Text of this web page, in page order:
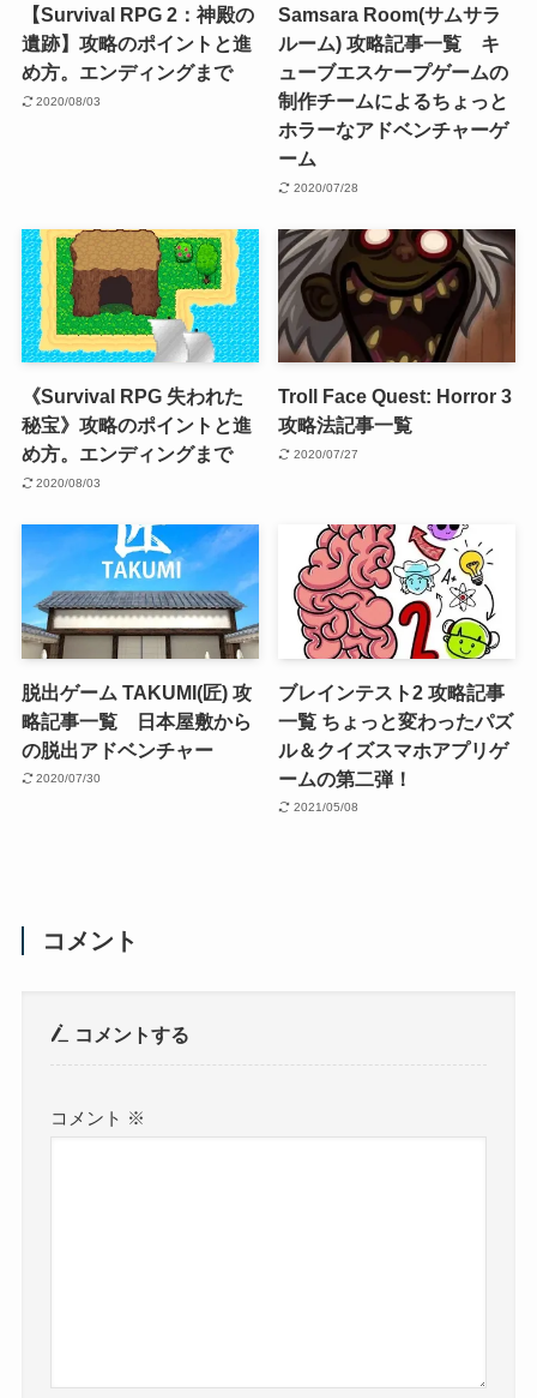
【Survival RPG 2：神殿の
遺跡】攻略のポイントと進
め方。エンディングまで
2020/08/03
Samsara Room(サムサラ
ルーム) 攻略記事一覧 キ
ューブエスケープゲームの
制作チームによるちょっと
ホラーなアドベンチャーゲ
ーム
2020/07/28
《Survival RPG 失われた
秘宝》攻略のポイントと進
め方。エンディングまで
2020/08/03
Troll Face Quest: Horror 3
攻略法記事一覧
2020/07/27
脱出ゲーム TAKUMI(匠) 攻
略記事一覧 日本屋敷から
の脱出アドベンチャー
2020/07/30
ブレインテスト2 攻略記事
一覧 ちょっと変わったパズ
ル＆クイズスマホアプリゲ
ームの第二弾！
2021/05/08
コメント
コメントする
コメント ※